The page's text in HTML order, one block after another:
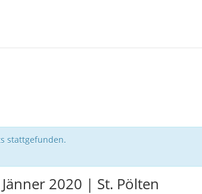
stattgefunden.
2020 | St. Pölten